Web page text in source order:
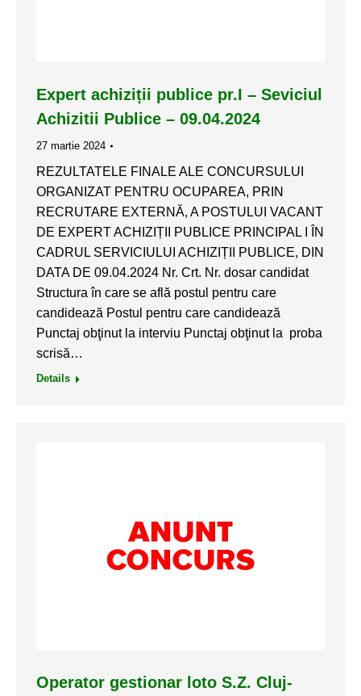
Expert achiziții publice pr.I – Seviciul
Achizitii Publice – 09.04.2024
27 martie 2024
REZULTATELE FINALE ALE CONCURSULUI
ORGANIZAT PENTRU OCUPAREA, PRIN
RECRUTARE EXTERNĂ, A POSTULUI VACANT
DE EXPERT ACHIZIȚII PUBLICE PRINCIPAL I ÎN
CADRUL SERVICIULUI ACHIZIȚII PUBLICE, DIN
DATA DE 09.04.2024 Nr. Crt. Nr. dosar candidat
Structura în care se află postul pentru care
candidează Postul pentru care candidează
Punctaj obţinut la interviu Punctaj obţinut la proba
scrisă…
Details
Operator gestionar loto S.Z. Cluj-